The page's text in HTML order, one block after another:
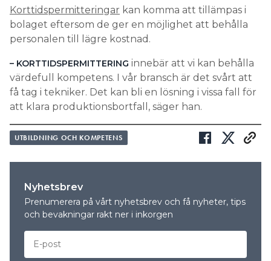
Korttidspermitteringar kan komma att tillämpas i
bolaget eftersom de ger en möjlighet att behålla
personalen till lägre kostnad.
– KORTTIDSPERMITTERING innebär att vi kan behålla
värdefull kompetens. I vår bransch är det svårt att
få tag i tekniker. Det kan bli en lösning i vissa fall för
att klara produktionsbortfall, säger han.
UTBILDNING OCH KOMPETENS
Nyhetsbrev
Prenumerera på vårt nyhetsbrev och få nyheter, tips
och bevakningar rakt ner i inkorgen